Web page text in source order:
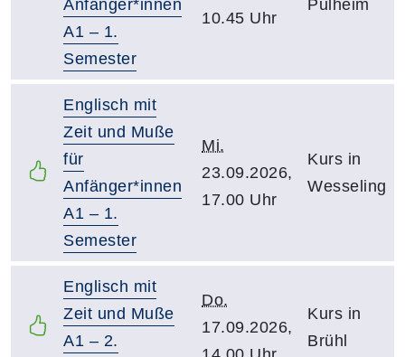
Anfänger*innen
A1 – 1.
Semester
10.45 Uhr
Pulheim
Englisch mit
Zeit und Muße
für
Anfänger*innen
A1 – 1.
Semester
Mi.
23.09.2026,
17.00 Uhr
Kurs in
Wesseling
Englisch mit
Zeit und Muße
A1 – 2.
Do.
17.09.2026,
Kurs in
Brühl